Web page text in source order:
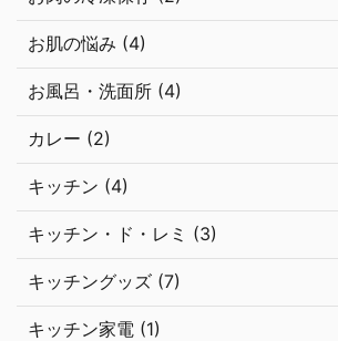
お肌の悩み (4)
お風呂・洗面所 (4)
カレー (2)
キッチン (4)
キッチン・ド・レミ (3)
キッチングッズ (7)
キッチン家電 (1)